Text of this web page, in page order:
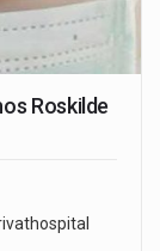
Roskilde